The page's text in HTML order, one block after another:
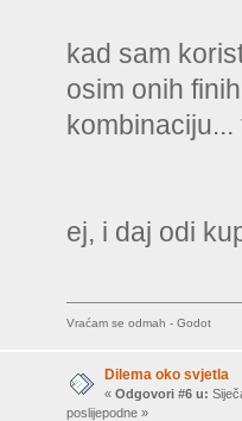
kad sam
osim onih
ej, i daj odi
Vraćam se odmah - Godot
Dilema oko svjetla
« Odgovori #6 u:
poslijepodne »